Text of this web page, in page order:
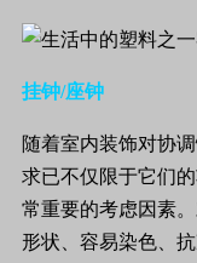
挂钟/座钟
随着室内装饰对协
求已不仅限于它们
常重要的考虑因素
形状、容易染色、